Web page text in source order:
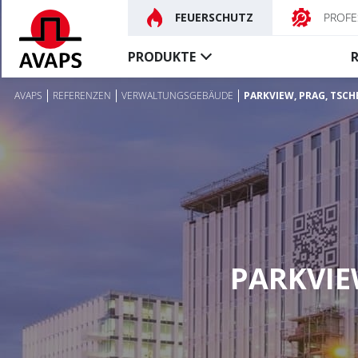
FEUERSCHUTZ
PRODUKTE
Feuerschutz-
Steuerungen, Zubehör
Rauchschutz-
Textile rauchdichte
Steuerungen, Zubehör
AVAPS REFERENZEN VERWALTUNGSGEBÄUDE PARKVIEW, PRAG,